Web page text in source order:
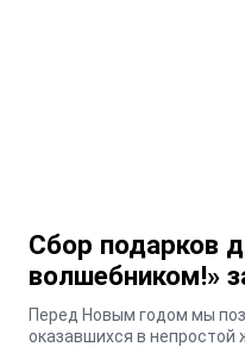
Сбор подарков
волшебником!»
Перед Новым годом мы
оказавшихся в непростой